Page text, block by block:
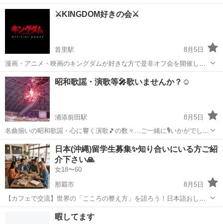
資格はあるけど実務経験がない…」 「ブランクがあって自信がな
い…」 問題ございません！ フォークリフトの資格をお持ちであれば
未経験者やブラ...
沖縄 うるま市
⚔️KINGDOM好きの会⚔️
首里駅
8月5日
漫画・アニメ・映画のキングダムが好きな方で是非オフ会を開催した
いと思い、KFO(KINGDOM FUN OKINAWA)を発足しました！！！ 皆
で集まってお酒を飲みながらキングダムの愛を語ったり、カラオケ等
で映画鑑賞したりと...
沖縄 那覇市 首里駅 アニメ キングダム
昭和歌謡・演歌等🎤歌いませんか？☺️
浦添前田駅
8月5日
名曲揃いの昭和歌謡・心に響く演歌🎵の数々…ご一緒に🎙️いかがでしょ
う？ カラオケBOX、カラオケ喫茶☕で好きな歌を、心ゆくまで思いっ
きり🎤歌いましょう❗ 主に平日または土日の昼間、お時間取れる同好の
士を募ります🫡ノンアル...
沖縄 浦添市 浦添前田駅 カラオケ
日本(沖縄)留学生募集✨知り合いにいる方ご紹
介下さい🙏
女18〜60
那覇市
8月5日
【カフェで交流】世界の「こころの整え方」を語ろう！日本語おしゃ
べり会❗️ 「日本語を楽しく話しながら、いろんな国の考え方について語
り合いませんか？」 現在、誰もが自分らしくポジティブに生きるため
那覇市 その他
暇してます